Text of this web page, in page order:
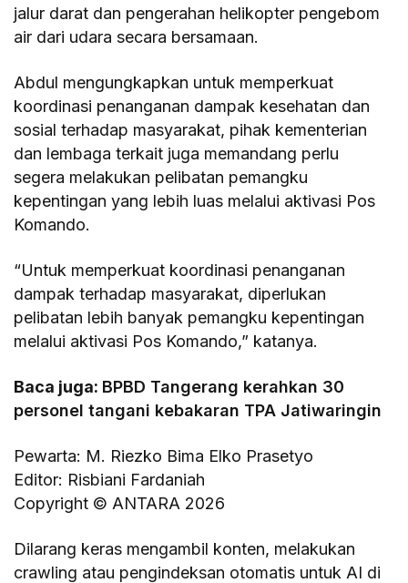
jalur darat dan pengerahan helikopter pengebom
air dari udara secara bersamaan.
Abdul mengungkapkan untuk memperkuat
koordinasi penanganan dampak kesehatan dan
sosial terhadap masyarakat, pihak kementerian
dan lembaga terkait juga memandang perlu
segera melakukan pelibatan pemangku
kepentingan yang lebih luas melalui aktivasi Pos
Komando.
“Untuk memperkuat koordinasi penanganan
dampak terhadap masyarakat, diperlukan
pelibatan lebih banyak pemangku kepentingan
melalui aktivasi Pos Komando,” katanya.
Baca juga: BPBD Tangerang kerahkan 30
personel tangani kebakaran TPA Jatiwaringin
Pewarta: M. Riezko Bima Elko Prasetyo
Editor: Risbiani Fardaniah
Copyright © ANTARA 2026
Dilarang keras mengambil konten, melakukan
crawling atau pengindeksan otomatis untuk AI di